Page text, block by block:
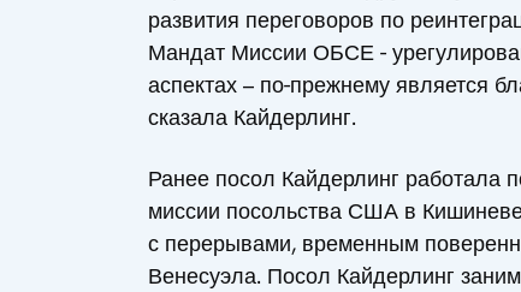
развития переговоров по
Мандат Миссии ОБСЕ -
аспектах – по-прежнему является
сказала Кайдерлинг.
Ранее посол Кайдерлинг работала
миссии посольства США в
с перерывами, временным
Венесуэла. Посол Кайдерлинг